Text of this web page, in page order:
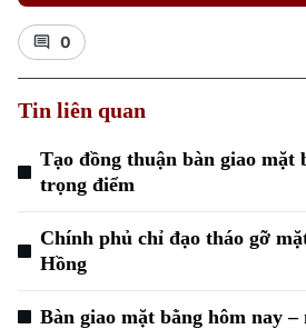
0
Tin liên quan
Tạo đồng thuận bàn giao mặt
trọng điểm
Chính phủ chỉ đạo tháo gỡ
Hồng
Bàn giao mặt bằng hôm nay